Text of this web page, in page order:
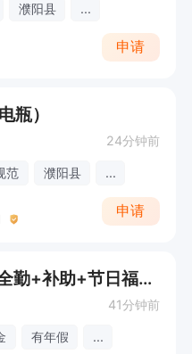
濮阳县 ...
申请
瓶）
24分钟前
范 濮阳县 ...
申请
办公室销售（五险1金+全勤+补助+节日福利）可直接打电话
41分钟前
有年假 ...